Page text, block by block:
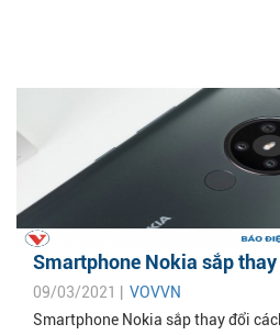
Smartphone Nokia sắp
09/03/2021 | VOVVN
Smartphone Nokia sắp thay đổi